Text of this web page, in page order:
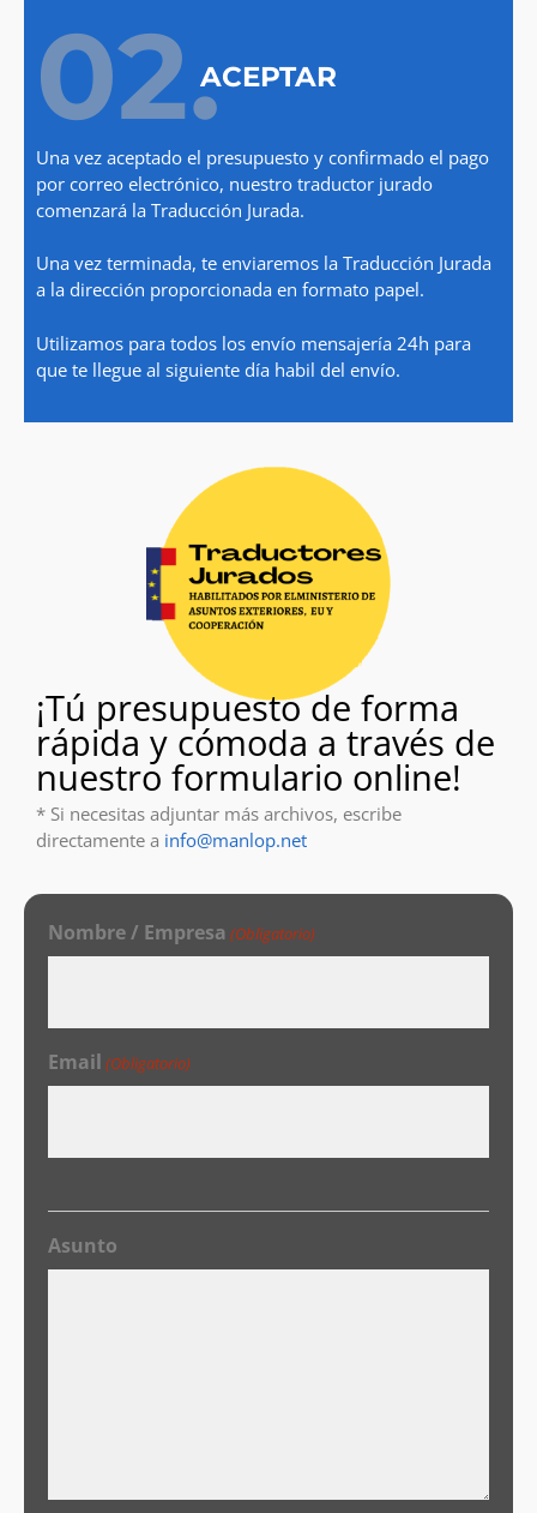
02.ACEPTAR
Una vez aceptado el presupuesto y confirmado el pago
por correo electrónico, nuestro traductor jurado
comenzará la Traducción Jurada.
Una vez terminada, te enviaremos la Traducción Jurada
a la dirección proporcionada en formato papel.
Utilizamos para todos los envío mensajería 24h para
que te llegue al siguiente día habil del envío.
¡Tú presupuesto de forma
rápida y cómoda a través de
nuestro formulario online!
* Si necesitas adjuntar más archivos, escribe
directamente a info@manlop.net
Nombre / Empresa (Obligatorio)
Email (Obligatorio)
Asunto